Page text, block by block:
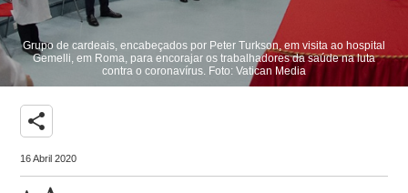
Grupo de cardeais, encabeçados por Peter Turkson, em visita ao hospital
Gemelli, em Roma, para encorajar os trabalhadores da saúde na luta
contra o coronavírus. Foto: Vatican Media
share
16 Abril 2020